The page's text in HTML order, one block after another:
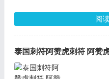
阅
泰国刺符阿赞虎刺符 阿赞